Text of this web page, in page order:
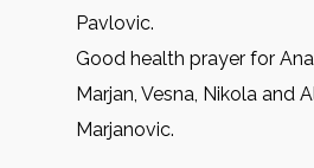
Pavlovic.
Good health prayer for
Marjan, Vesna, Nikola and
Marjanovic.